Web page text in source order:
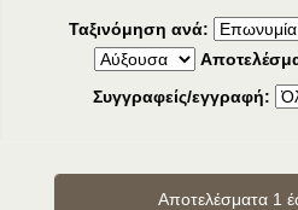
Ταξινόμηση ανά:
Συγγραφείς/εγγραφή:
Αποτελέσματα 1